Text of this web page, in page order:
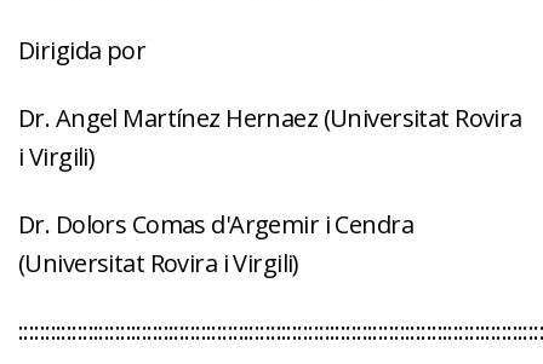
Dirigida por
Dr. Angel Martínez Hernaez (Universitat Rovira
i Virgili)
Dr. Dolors Comas d'Argemir i Cendra
(Universitat Rovira i Virgili)